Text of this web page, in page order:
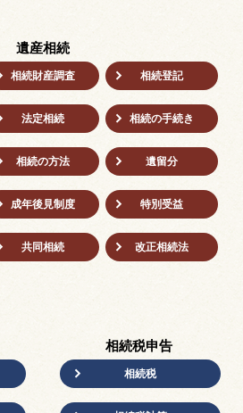
遺産相続
相続財産調査 相続登記
法定相続 相続の⼿続き
相続の方法 遺留分
成年後⾒制度 特別受益
共同相続 改正相続法
相続税申告
相続税